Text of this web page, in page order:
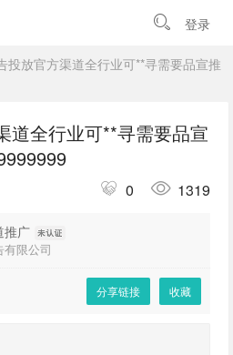
登录
投放官方渠道全行业可**寻需要品宣推
道全行业可**寻需要品宣
0 1319
推广
限公司
分享链接 收藏